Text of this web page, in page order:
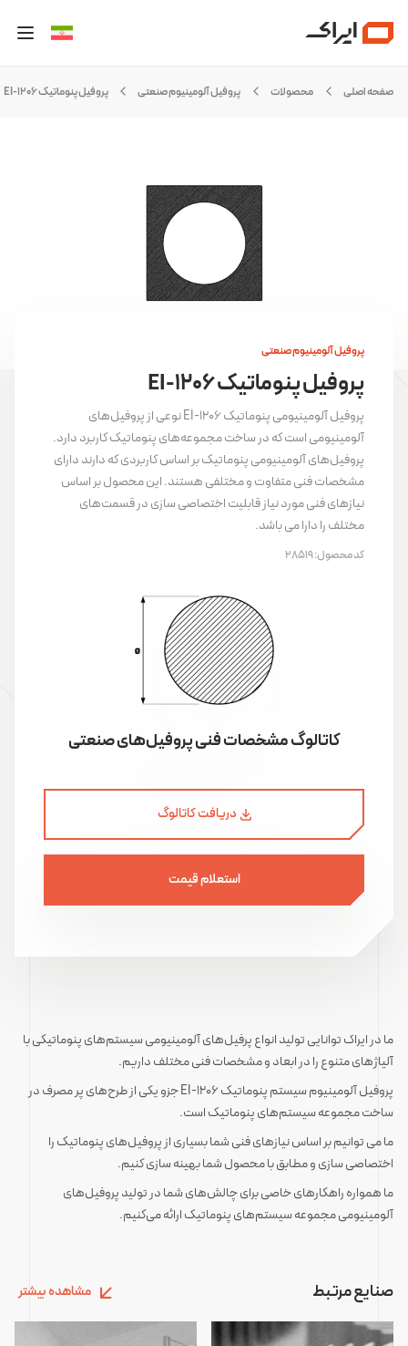
صفحه اصلی محصولات پروفیل آلومینیوم صنعتی پروفیل پنوماتیک EI-1206
پروفیل آلومینیوم صنعتی
پروفیل پنوماتیک EI-1206
پروفیل آلومینیومی پنوماتیک EI-1206 نوعی از پروفیل‌های
آلومینیومی است که در ساخت مجموعه‌های پنوماتیک کاربرد دارد.
پروفیل‌های آلومینیومی پنوماتیک بر اساس کاربردی که دارند دارای
مشخصات فنی متفاوت و مختلفی هستند. این محصول بر اساس
نیازهای فنی مورد نیاز قابلیت اختصاصی سازی در قسمت‌های
مختلف را دارا می باشد.
کد محصول:28519
کاتالوگ مشخصات فنی پروفیل‌های صنعتی
دریافت کاتالوگ
استعلام قیمت
ما در ایراک توانایی تولید انواع پرفیل‌های آلومینیومی سیستم‌های پنوماتیکی با
آلیاژهای متنوع را در ابعاد و مشخصات فنی مختلف داریم.
پروفیل آلومینیوم سیستم پنوماتیک EI-1206 جزو یکی از طرح‌های پر مصرف در
ساخت مجموعه سیستم‌های پنوماتیک است.
ما می توانیم بر اساس نیازهای فنی شما بسیاری از پروفیل‌های پنوماتیک را
اختصاصی سازی و مطابق با محصول شما بهینه سازی کنیم.
ما همواره راهکارهای خاصی برای چالش‌های شما در تولید پروفیل‌های
آلومینیومی مجموعه سیستم‌های پنوماتیک ارائه می‌کنیم.
صنایع مرتبط مشاهده بیشتر